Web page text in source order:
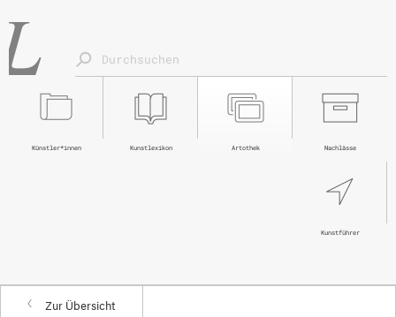
Nachlässe
Artothek
Kunstlexikon
Künstler*innen
Kunstführer
Zur Übersicht